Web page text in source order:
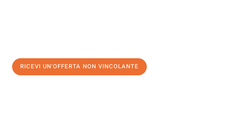
RICEVI UN'OFFERTA NON VINCOLANTE